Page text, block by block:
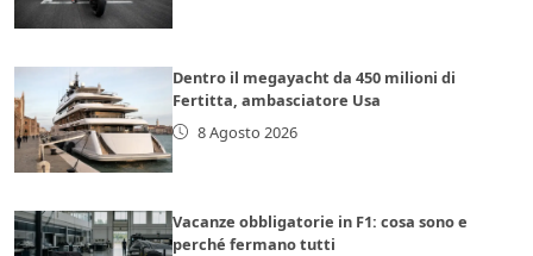
Dentro il megayacht da 450 milioni di
Fertitta, ambasciatore Usa
8 Agosto 2026
Vacanze obbligatorie in F1: cosa sono e
perché fermano tutti